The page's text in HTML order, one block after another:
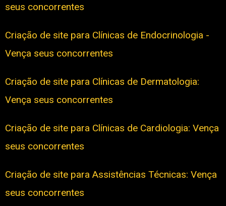
seus concorrentes
Criação de site para Clínicas de Endocrinologia -
Vença seus concorrentes
Criação de site para Clínicas de Dermatologia:
Vença seus concorrentes
Criação de site para Clínicas de Cardiologia: Vença
seus concorrentes
Criação de site para Assistências Técnicas: Vença
seus concorrentes